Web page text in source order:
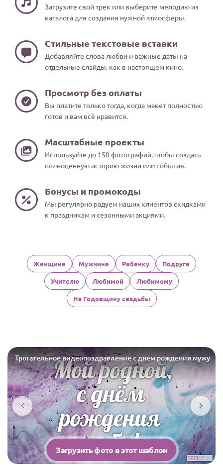
Загрузите свой трек или выберите мелодию из
каталога для создания нужной атмосферы.
Стильные текстовые вставки
Добавляйте слова любви и важные даты на
отдельные слайды, как в настоящем кино.
Просмотр без оплаты
Вы платите только тогда, когда макет полностью
готов и вам всё нравится.
Масштабные проекты
Используйте до 150 фотографий, чтобы создать
полноценную историю жизни или события.
Бонусы и промокоды
Мы регулярно радуем наших клиентов скидками
к праздникам и сезонными акциями.
Женщине Мужчине Ребенку Подруге
Учителю Любимой Любимому
На Годовщину свадьбы
Трогательное видеопоздравление с днем рождения мужу
Загрузить фото в этот шаблон